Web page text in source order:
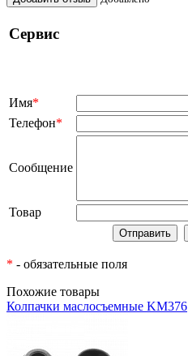
Сервис
Имя*
Телефон*
Сообщение
Товар
* - обязательные поля
Похожие товары
Колпачки маслосъемные KM376